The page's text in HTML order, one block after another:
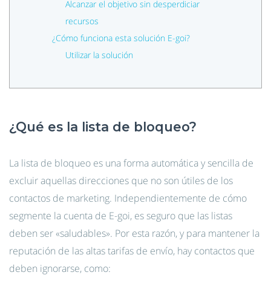
Alcanzar el objetivo sin desperdiciar
recursos
¿Cómo funciona esta solución E-goi?
Utilizar la solución
¿Qué es la lista de bloqueo?
La lista de bloqueo es una forma automática y sencilla de
excluir aquellas direcciones que no son útiles de los
contactos de marketing. Independientemente de cómo
segmente la cuenta de E-goi, es seguro que las listas
deben ser «saludables». Por esta razón, y para mantener la
reputación de las altas tarifas de envío, hay contactos que
deben ignorarse, como: